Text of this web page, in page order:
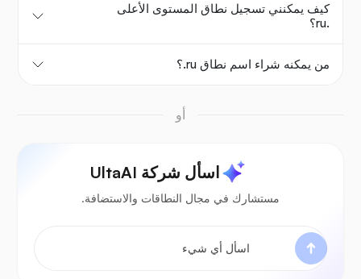
كيف يمكنني تسجيل نطاق المستوى الأعلى
.ru؟
من يمكنه شراء اسم نطاق ‎.ru؟
أو
اسأل شركة UltaAI
مستشارك في مجال النطاقات والاستضافة.